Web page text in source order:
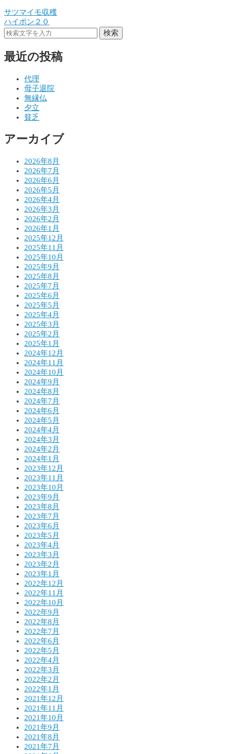
投
稿
ビ
ン
サツマイモ収穫
ハイポン２０
検索
最近の投稿
代理
母子退院
無縁仏
夕立
貧乏
アーカイブ
2026年8月
2026年7月
2026年6月
2026年5月
2026年4月
2026年3月
2026年2月
2026年1月
2025年12月
2025年11月
2025年10月
2025年9月
2025年8月
2025年7月
2025年6月
2025年5月
2025年4月
2025年3月
2025年2月
2025年1月
2024年12月
2024年11月
2024年10月
2024年9月
2024年8月
2024年7月
2024年6月
2024年5月
2024年4月
2024年3月
2024年2月
2024年1月
2023年12月
2023年11月
2023年10月
2023年9月
2023年8月
2023年7月
2023年6月
2023年5月
2023年4月
2023年3月
2023年2月
2023年1月
2022年12月
2022年11月
2022年10月
2022年9月
2022年8月
2022年7月
2022年6月
2022年5月
2022年4月
2022年3月
2022年2月
2022年1月
2021年12月
2021年11月
2021年10月
2021年9月
2021年8月
2021年7月